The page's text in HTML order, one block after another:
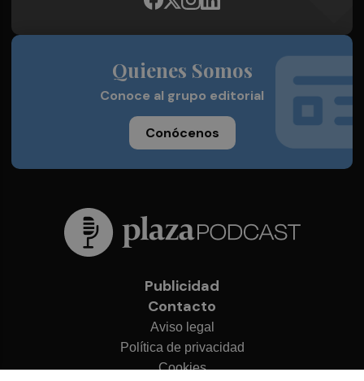
Quienes Somos
Conoce al grupo editorial
Conócenos
Publicidad
Contacto
Aviso legal
Política de privacidad
Cookies